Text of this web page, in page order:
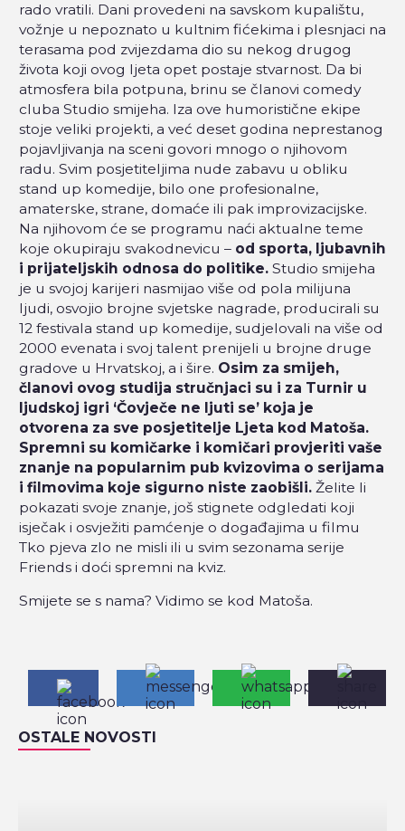
rado vratili. Dani provedeni na savskom kupalištu,
vožnje u nepoznato u kultnim fićekima i plesnjaci na
terasama pod zvijezdama dio su nekog drugog
života koji ovog ljeta opet postaje stvarnost. Da bi
atmosfera bila potpuna, brinu se članovi comedy
cluba Studio smijeha. Iza ove humoristične ekipe
stoje veliki projekti, a već deset godina neprestanog
pojavljivanja na sceni govori mnogo o njihovom
radu. Svim posjetiteljima nude zabavu u obliku
stand up komedije, bilo one profesionalne,
amaterske, strane, domaće ili pak improvizacijske.
Na njihovom će se programu naći aktualne teme
koje okupiraju svakodnevicu – od sporta, ljubavnih
i prijateljskih odnosa do politike. Studio smijeha
je u svojoj karijeri nasmijao više od pola milijuna
ljudi, osvojio brojne svjetske nagrade, producirali su
12 festivala stand up komedije, sudjelovali na više od
2000 evenata i svoj talent prenijeli u brojne druge
gradove u Hrvatskoj, a i šire. Osim za smijeh,
članovi ovog studija stručnjaci su i za Turnir u
ljudskoj igri ‘Čovječe ne ljuti se’ koja je
otvorena za sve posjetitelje Ljeta kod Matoša.
Spremni su komičarke i komičari provjeriti vaše
znanje na popularnim pub kvizovima o serijama
i filmovima koje sigurno niste zaobišli. Želite li
pokazati svoje znanje, još stignete odgledati koji
isječak i osvježiti pamćenje o događajima u filmu
Tko pjeva zlo ne misli ili u svim sezonama serije
Friends i doći spremni na kviz.
Smijete se s nama? Vidimo se kod Matoša.
OSTALE NOVOSTI